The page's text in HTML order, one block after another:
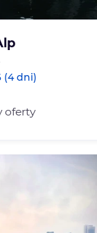
(4 dni)
oferty